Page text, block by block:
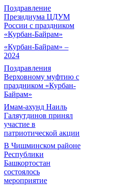
Поздравление
Президиума ЦДУМ
России с праздником
«Курбан-Байрам»
«Курбан-Байрам» –
2024
Поздравления
Верховному муфтию с
праздником «Курбан-
Байрам»
Имам-ахунд Наиль
Галяутдинов принял
участие в
патриотической акции
В Чишминском районе
Республики
Башкортостан
состоялось
мероприятие